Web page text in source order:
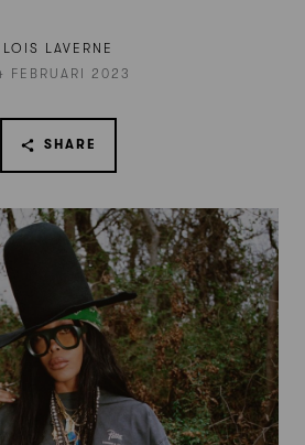
LOIS LAVERNE
FEBRUARI 2023
SHARE